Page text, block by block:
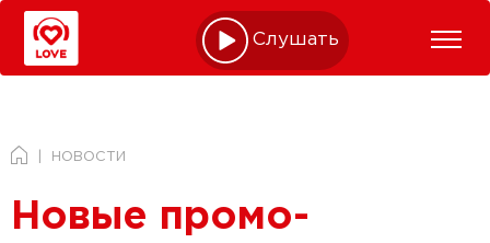
Слушать online
НОВОСТИ
Новые промо-